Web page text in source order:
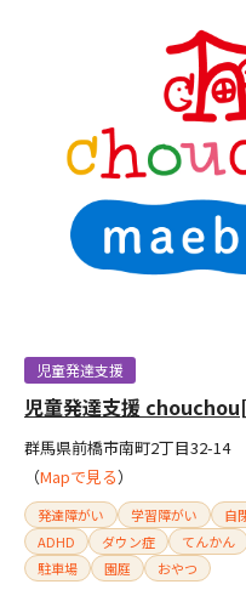
児童発達支援
児童発達支援
群馬県前橋市南町2丁目32-14
（Mapで見る）
発達障がい 学習障がい 自
ADHD
ダウン症 てんかん
駐車場
園庭 おやつ